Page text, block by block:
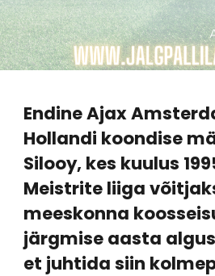
Endine Ajax
Hollandi koondise
Silooy, kes kuulus
Meistrite liiga
meeskonna
järgmise aasta
et juhtida siin